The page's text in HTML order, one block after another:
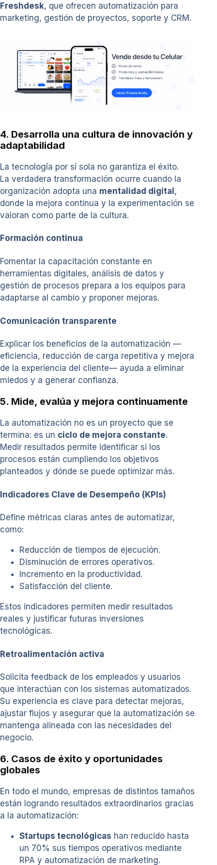
Freshdesk, que ofrecen automatización para
marketing, gestión de proyectos, soporte y CRM.
4. Desarrolla una cultura de innovación y
adaptabilidad
La tecnología por sí sola no garantiza el éxito.
La verdadera transformación ocurre cuando la
organización adopta una mentalidad digital,
donde la mejora continua y la experimentación se
valoran como parte de la cultura.
Formación continua
Fomentar la capacitación constante en
herramientas digitales, análisis de datos y
gestión de procesos prepara a los equipos para
adaptarse al cambio y proponer mejoras.
Comunicación transparente
Explicar los beneficios de la automatización —
eficiencia, reducción de carga repetitiva y mejora
de la experiencia del cliente— ayuda a eliminar
miedos y a generar confianza.
5. Mide, evalúa y mejora continuamente
La automatización no es un proyecto que se
termina: es un ciclo de mejora constante.
Medir resultados permite identificar si los
procesos están cumpliendo los objetivos
planteados y dónde se puede optimizar más.
Indicadores Clave de Desempeño (KPIs)
Define métricas claras antes de automatizar,
como:
Reducción de tiempos de ejecución.
Disminución de errores operativos.
Incremento en la productividad.
Satisfacción del cliente.
Estos indicadores permiten medir resultados
reales y justificar futuras inversiones
tecnológicas.
Retroalimentación activa
Solicita feedback de los empleados y usuarios
que interactúan con los sistemas automatizados.
Su experiencia es clave para detectar mejoras,
ajustar flujos y asegurar que la automatización se
mantenga alineada con las necesidades del
negocio.
6. Casos de éxito y oportunidades
globales
En todo el mundo, empresas de distintos tamaños
están logrando resultados extraordinarios gracias
a la automatización:
Startups tecnológicas han reducido hasta
un 70% sus tiempos operativos mediante
RPA y automatización de marketing.